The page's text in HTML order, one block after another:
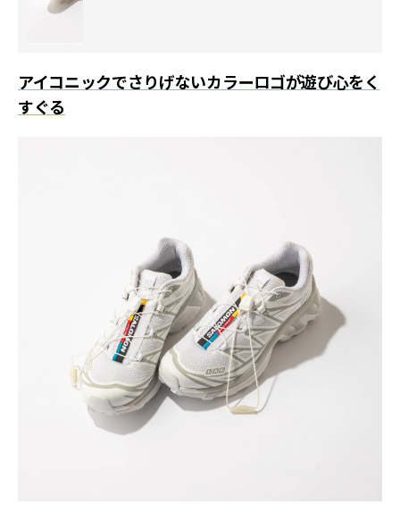
アイコニックでさりげないカラーロゴが遊び心をく
すぐる